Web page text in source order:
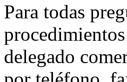
Para todas
delegado